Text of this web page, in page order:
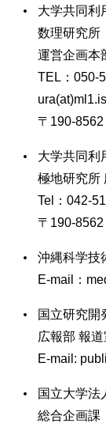
大学共同利
数理研究所
運営企画本
TEL：050-
〒190-
大学共同利
極地研究所
Tel：042-
〒190-
沖縄科学技
E-mail：
国立研究開
広報部 報道
E-mail:
国立大学
総合企画